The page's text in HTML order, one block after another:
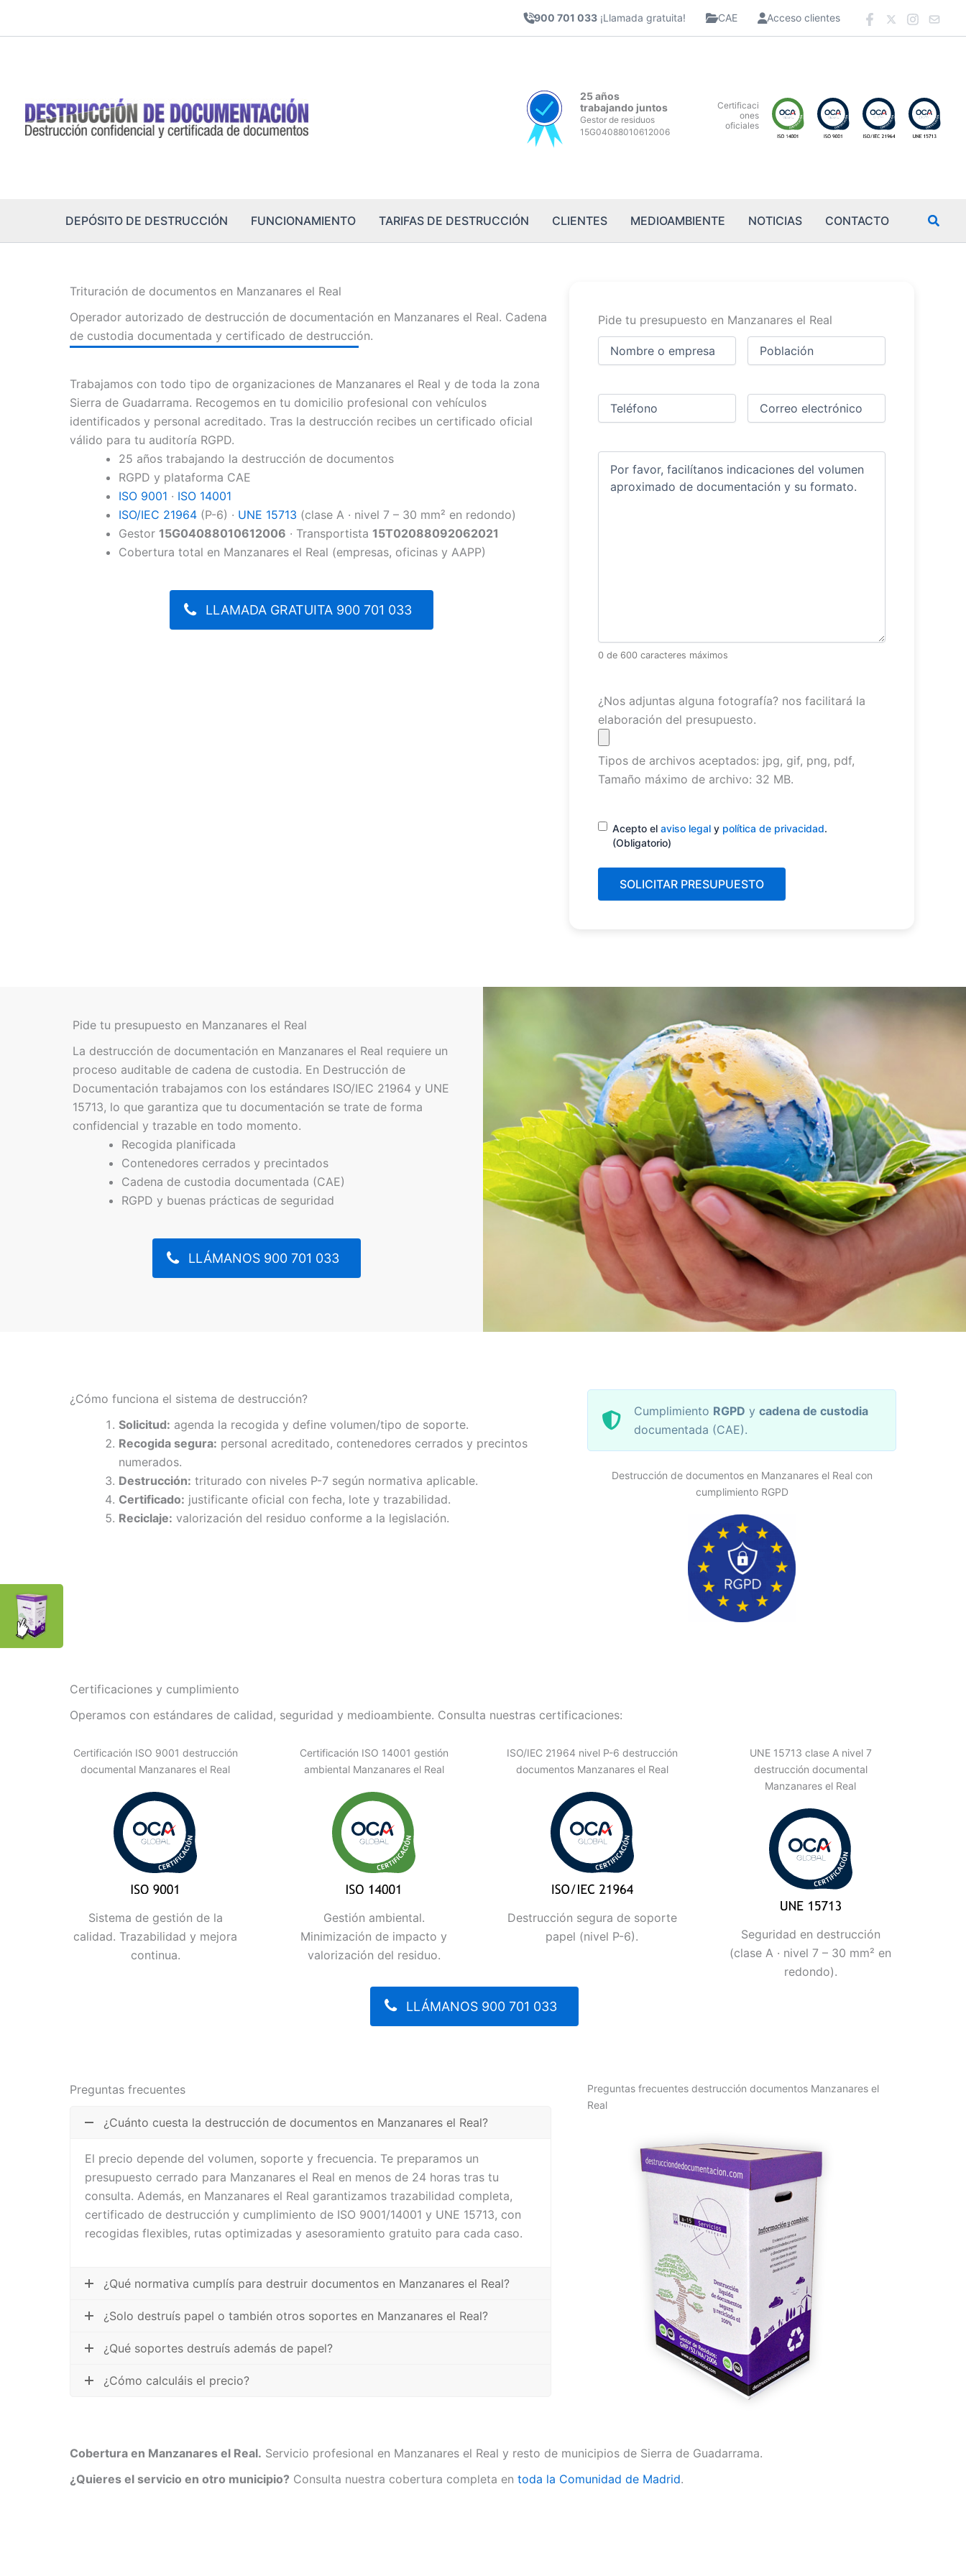
900 701 033 ¡Llamada gratuita! CAE Acceso clientes
25 años
trabajando juntos
Gestor de residuos
15G04088010612006
Certificaci
ones
oficiales
DEPÓSITO DE DESTRUCCIÓN FUNCIONAMIENTO TARIFAS DE DESTRUCCIÓN CLIENTES MEDIOAMBIENTE NOTICIAS CONTACTO
Trituración de documentos en Manzanares el Real
Operador autorizado de destrucción de documentación en Manzanares el Real. Cadena
de custodia documentada y certificado de destrucción.
Trabajamos con todo tipo de organizaciones de Manzanares el Real y de toda la zona
Sierra de Guadarrama. Recogemos en tu domicilio profesional con vehículos
identificados y personal acreditado. Tras la destrucción recibes un certificado oficial
válido para tu auditoría RGPD.
25 años trabajando la destrucción de documentos
RGPD y plataforma CAE
ISO 9001 · ISO 14001
ISO/IEC 21964 (P-6) · UNE 15713 (clase A · nivel 7 – 30 mm² en redondo)
Gestor 15G04088010612006 · Transportista 15T02088092062021
Cobertura total en Manzanares el Real (empresas, oficinas y AAPP)
LLAMADA GRATUITA 900 701 033
Pide tu presupuesto en Manzanares el Real
Nombre
Ciudad
Teléfono
Correo
electrónico (Obligatorio)
Comentarios
0 de 600 caracteres máximos
Archivo
¿Nos adjuntas alguna fotografía? nos facilitará la
elaboración del presupuesto.
Tipos de archivos aceptados: jpg, gif, png, pdf,
Tamaño máximo de archivo: 32 MB.
Consentimiento (Obligatorio)
Acepto el aviso legal y política de privacidad.
(Obligatorio)
Pide tu presupuesto en Manzanares el Real
La destrucción de documentación en Manzanares el Real requiere un
proceso auditable de cadena de custodia. En Destrucción de
Documentación trabajamos con los estándares ISO/IEC 21964 y UNE
15713, lo que garantiza que tu documentación se trate de forma
confidencial y trazable en todo momento.
Recogida planificada
Contenedores cerrados y precintados
Cadena de custodia documentada (CAE)
RGPD y buenas prácticas de seguridad
LLÁMANOS 900 701 033
¿Cómo funciona el sistema de destrucción?
Solicitud: agenda la recogida y define volumen/tipo de soporte.
Recogida segura: personal acreditado, contenedores cerrados y precintos
numerados.
Destrucción: triturado con niveles P-7 según normativa aplicable.
Certificado: justificante oficial con fecha, lote y trazabilidad.
Reciclaje: valorización del residuo conforme a la legislación.
Cumplimiento RGPD y cadena de custodia
documentada (CAE).
Destrucción de documentos en Manzanares el Real con
cumplimiento RGPD
Certificaciones y cumplimiento
Operamos con estándares de calidad, seguridad y medioambiente. Consulta nuestras certificaciones:
Certificación ISO 9001 destrucción
documental Manzanares el Real
Sistema de gestión de la
calidad. Trazabilidad y mejora
continua.
Certificación ISO 14001 gestión
ambiental Manzanares el Real
Gestión ambiental.
Minimización de impacto y
valorización del residuo.
ISO/IEC 21964 nivel P-6 destrucción
documentos Manzanares el Real
Destrucción segura de soporte
papel (nivel P-6).
UNE 15713 clase A nivel 7
destrucción documental
Manzanares el Real
Seguridad en destrucción
(clase A · nivel 7 – 30 mm² en
redondo).
LLÁMANOS 900 701 033
Preguntas frecuentes
¿Cuánto cuesta la destrucción de documentos en Manzanares el Real?
El precio depende del volumen, soporte y frecuencia. Te preparamos un
presupuesto cerrado para Manzanares el Real en menos de 24 horas tras tu
consulta. Además, en Manzanares el Real garantizamos trazabilidad completa,
certificado de destrucción y cumplimiento de ISO 9001/14001 y UNE 15713, con
recogidas flexibles, rutas optimizadas y asesoramiento gratuito para cada caso.
¿Qué normativa cumplís para destruir documentos en Manzanares el Real?
¿Solo destruís papel o también otros soportes en Manzanares el Real?
¿Qué soportes destruís además de papel?
¿Cómo calculáis el precio?
Preguntas frecuentes destrucción documentos Manzanares el
Real
Cobertura en Manzanares el Real. Servicio profesional en Manzanares el Real y resto de municipios de Sierra de Guadarrama.
¿Quieres el servicio en otro municipio? Consulta nuestra cobertura completa en toda la Comunidad de Madrid.